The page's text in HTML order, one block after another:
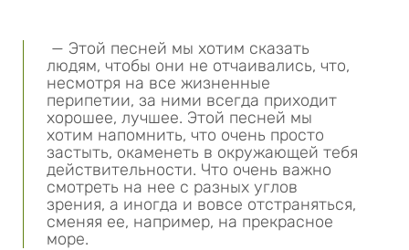
— Этой песней мы хотим сказать
людям, чтобы они не отчаивались, что,
несмотря на все жизненные
перипетии, за ними всегда приходит
хорошее, лучшее. Этой песней мы
хотим напомнить, что очень просто
застыть, окаменеть в окружающей тебя
действительности. Что очень важно
смотреть на нее с разных углов
зрения, а иногда и вовсе отстраняться,
сменяя ее, например, на прекрасное
море.